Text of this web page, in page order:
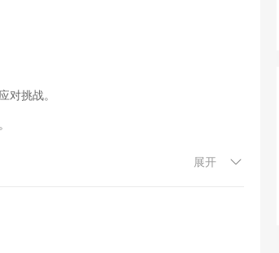
对挑战。
展开